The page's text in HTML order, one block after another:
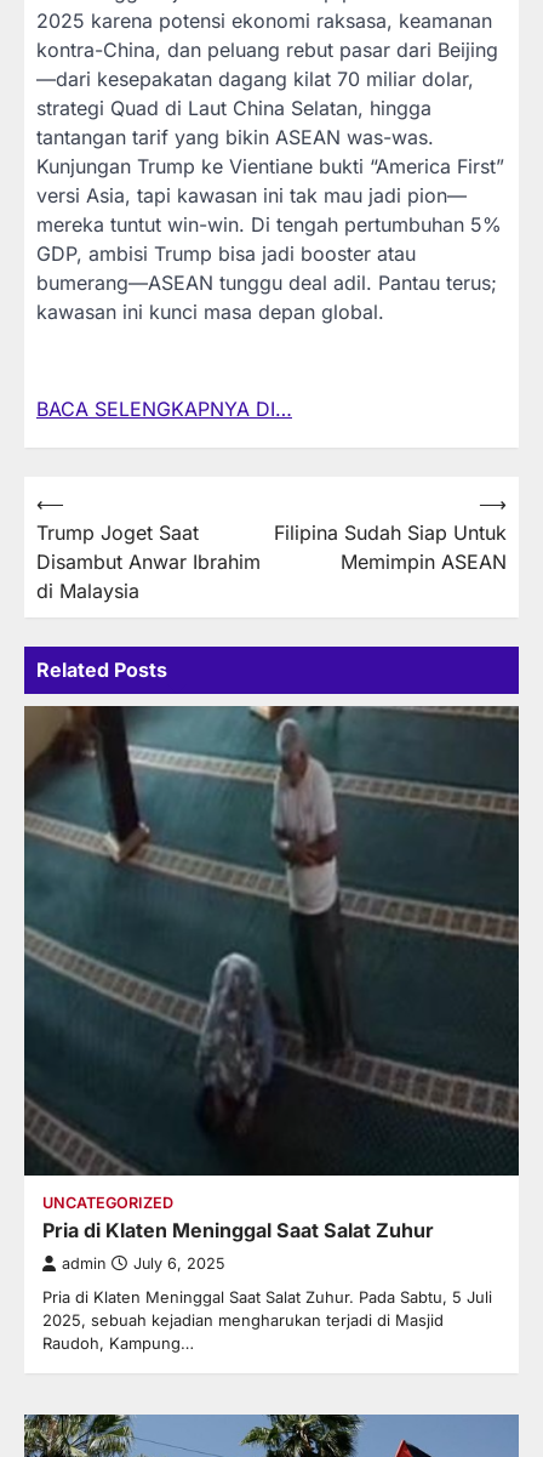
2025 karena potensi ekonomi raksasa, keamanan
kontra-China, dan peluang rebut pasar dari Beijing
—dari kesepakatan dagang kilat 70 miliar dolar,
strategi Quad di Laut China Selatan, hingga
tantangan tarif yang bikin ASEAN was-was.
Kunjungan Trump ke Vientiane bukti “America First”
versi Asia, tapi kawasan ini tak mau jadi pion—
mereka tuntut win-win. Di tengah pertumbuhan 5%
GDP, ambisi Trump bisa jadi booster atau
bumerang—ASEAN tunggu deal adil. Pantau terus;
kawasan ini kunci masa depan global.
BACA SELENGKAPNYA DI…
Post
navigation
⟵
Trump Joget Saat
Disambut Anwar Ibrahim
di Malaysia
Filipina Sudah Siap Untuk
Memimpin ASEAN
⟶
Related Posts
UNCATEGORIZED
Pria di Klaten Meninggal Saat Salat Zuhur
admin July 6, 2025
Pria di Klaten Meninggal Saat Salat Zuhur. Pada Sabtu, 5 Juli
2025, sebuah kejadian mengharukan terjadi di Masjid
Raudoh, Kampung…